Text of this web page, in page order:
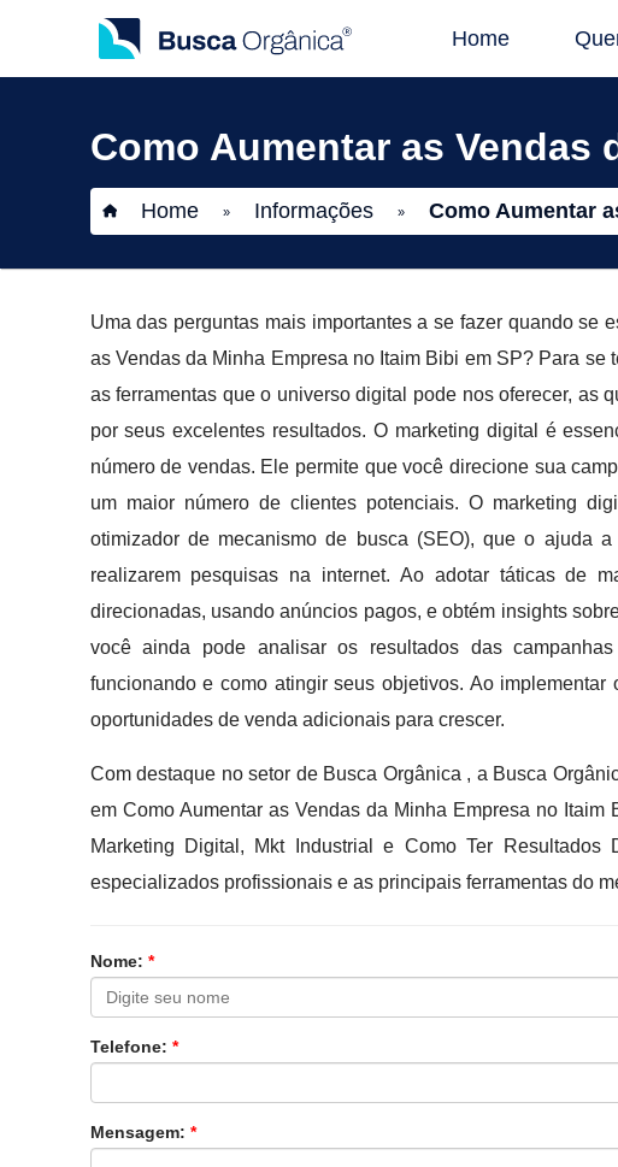
Home
Como Aumentar as Vendas
Home » Informações » Como Aumentar
Uma das perguntas mais importantes a se fazer quando se
as Vendas da Minha Empresa no Itaim Bibi em SP? Para se
as ferramentas que o universo digital pode nos oferecer, as
por seus excelentes resultados. O marketing digital é
número de vendas. Ele permite que você direcione sua
um maior número de clientes potenciais. O marketing
otimizador de mecanismo de busca (SEO), que o ajuda
realizarem pesquisas na internet. Ao adotar táticas de
direcionadas, usando anúncios pagos, e obtém insights
você ainda pode analisar os resultados das
funcionando e como atingir seus objetivos. Ao
oportunidades de venda adicionais para crescer.
Com destaque no setor de Busca Orgânica , a Busca
em Como Aumentar as Vendas da Minha Empresa no
Marketing Digital, Mkt Industrial e Como Ter
especializados profissionais e as principais ferramentas do
Nome: *
Telefone: *
Mensagem: *